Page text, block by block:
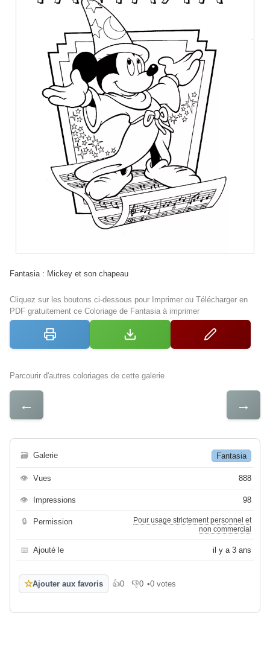
Fantasia : Mickey et son chapeau
Cliquez sur les boutons ci-dessous pour Imprimer ou Télécharger en
PDF gratuitement ce Coloriage de Fantasia à imprimer
Parcourir d'autres coloriages de cette galerie
← →
🗃 Galerie Fantasia
👁 Vues 888
👁 Impressions 98
🔒 Permission
Pour usage strictement personnel et
non commercial
📅 Ajouté le il y a 3 ans
☆Ajouter aux favoris 👍0
J'aime 👎0
Je n'aime pas
•0 votes